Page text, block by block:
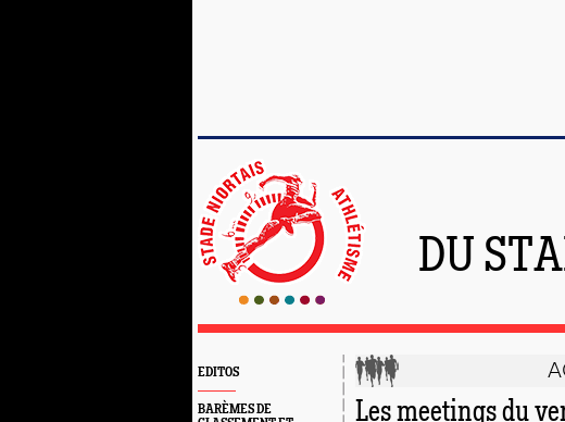
DU
EDITOS
BARÈMES DE
Les meetings du